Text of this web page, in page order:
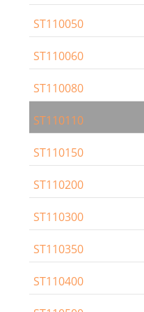
ST110050
ST110060
ST110080
ST110110
ST110150
ST110200
ST110300
ST110350
ST110400